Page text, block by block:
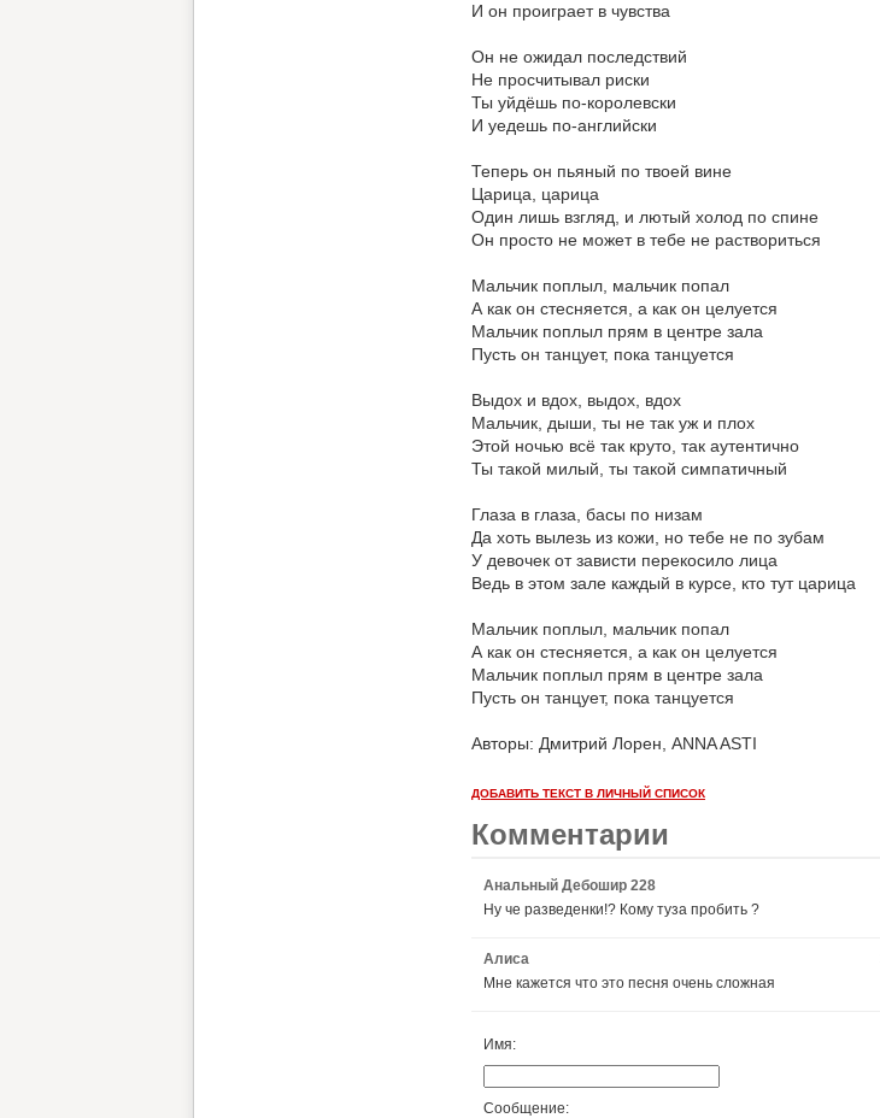
И он проиграет в чувства
Он не ожидал последствий
Не просчитывал риски
Ты уйдёшь по-королевски
И уедешь по-английски
Теперь он пьяный по твоей вине
Царица, царица
Один лишь взгляд, и лютый холод по спине
Он просто не может в тебе не раствориться
Мальчик поплыл, мальчик попал
А как он стесняется, а как он целуется
Мальчик поплыл прям в центре зала
Пусть он танцует, пока танцуется
Выдох и вдох, выдох, вдох
Мальчик, дыши, ты не так уж и плох
Этой ночью всё так круто, так аутентично
Ты такой милый, ты такой симпатичный
Глаза в глаза, басы по низам
Да хоть вылезь из кожи, но тебе не по зубам
У девочек от зависти перекосило лица
Ведь в этом зале каждый в курсе, кто тут царица
Мальчик поплыл, мальчик попал
А как он стесняется, а как он целуется
Мальчик поплыл прям в центре зала
Пусть он танцует, пока танцуется
Авторы: Дмитрий Лорен, ANNA ASTI
ДОБАВИТЬ ТЕКСТ В ЛИЧНЫЙ СПИСОК
Комментарии
Анальный Дебошир 228
Ну че разведенки!? Кому туза пробить ?
Алиса
Мне кажется что это песня очень сложная
Имя:
Сообщение: